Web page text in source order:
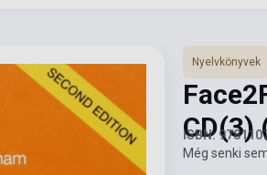
Nyelvkönyvek
CD(3)
ISBN:
Még senki